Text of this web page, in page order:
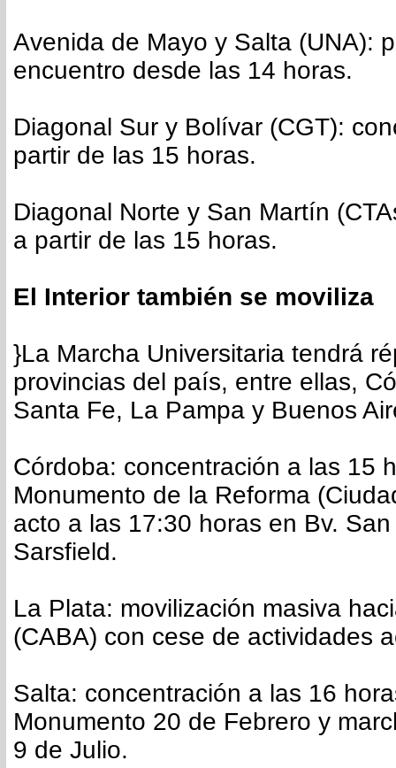
Avenida de Mayo y Salta (UNA):
encuentro desde las 14 horas.
Diagonal Sur y Bolívar (CGT):
partir de las 15 horas.
Diagonal Norte y San Martín
a partir de las 15 horas.
El Interior también se moviliza
}La Marcha Universitaria tendrá
provincias del país, entre ellas,
Santa Fe, La Pampa y Buenos
Córdoba: concentración a las 15
Monumento de la Reforma
acto a las 17:30 horas en Bv.
Sarsfield.
La Plata: movilización masiva
(CABA) con cese de actividades
Salta: concentración a las 16
Monumento 20 de Febrero y
9 de Julio.